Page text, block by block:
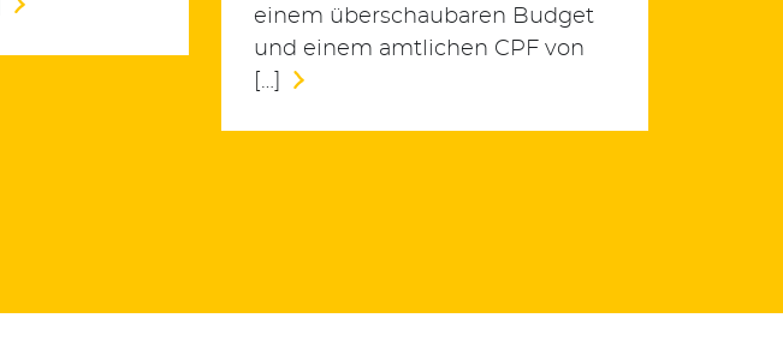
einem überschaubaren Budget
und einem amtlichen CPF von
[…]